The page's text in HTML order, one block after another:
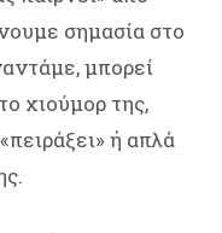
σημασία στο
μπορεί
χιούμορ της,
ή απλά